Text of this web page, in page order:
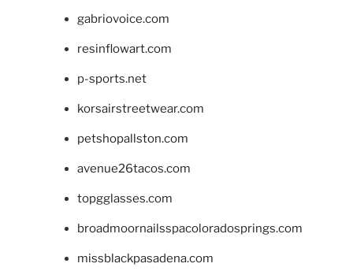
gabriovoice.com
resinflowart.com
p-sports.net
korsairstreetwear.com
petshopallston.com
avenue26tacos.com
topgglasses.com
broadmoornailsspacoloradosprings.com
missblackpasadena.com